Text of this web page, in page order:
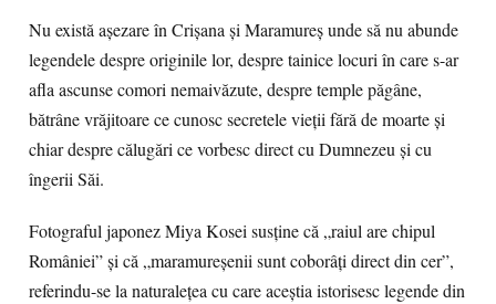
Nu există aşezare în Crişana şi Maramureş unde să nu abunde
legendele despre originile lor, despre tainice locuri în care s-ar
afla ascunse comori nemaivăzute, despre temple păgâne,
bătrâne vrăjitoare ce cunosc secretele vieţii fără de moarte şi
chiar despre călugări ce vorbesc direct cu Dumnezeu şi cu
îngerii Săi.
Fotograful japonez Miya Kosei susţine că „raiul are chipul
României” şi că „maramureşenii sunt coborâţi direct din cer”,
referindu-se la naturaleţea cu care aceştia istorisesc legende din